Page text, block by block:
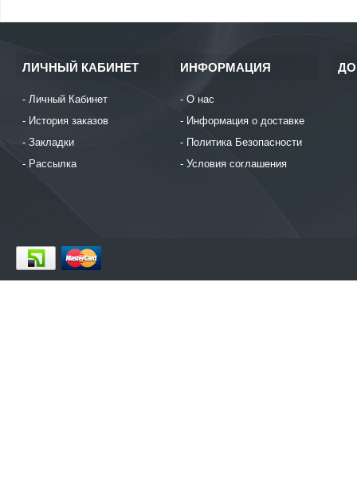
ЛИЧНЫЙ КАБИНЕТ
Личный Кабинет
История заказов
Закладки
Рассылка
ИНФОРМАЦИЯ
О нас
Информация о доставке
Политика Безопасности
Условия соглашения